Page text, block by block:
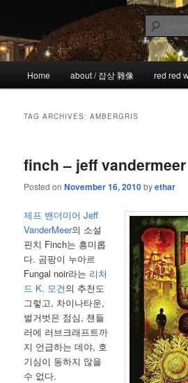
primary
content
secondary
content!wicked
the more I see the less I know
Home about / 잡상 雜像 red red
TAG ARCHIVES:AMBERGRIS
finch – jeff vandermeer
Posted onNovember 16, 2010byethar
제프 밴더미어 Jeff
VanderMeer의 소설
핀치 Finch는 흥미롭
다. 곰팡이 누아르
Fungal noir라는 리처
드 K. 모건의 추천도
그렇고, 차이나타운,
벌거벗은 점심, 챈들
러에 러브크래프트까
지 언급하는 데야, 호
기심이 동하지 않을
수 없다.